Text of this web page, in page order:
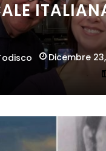
Dicembre